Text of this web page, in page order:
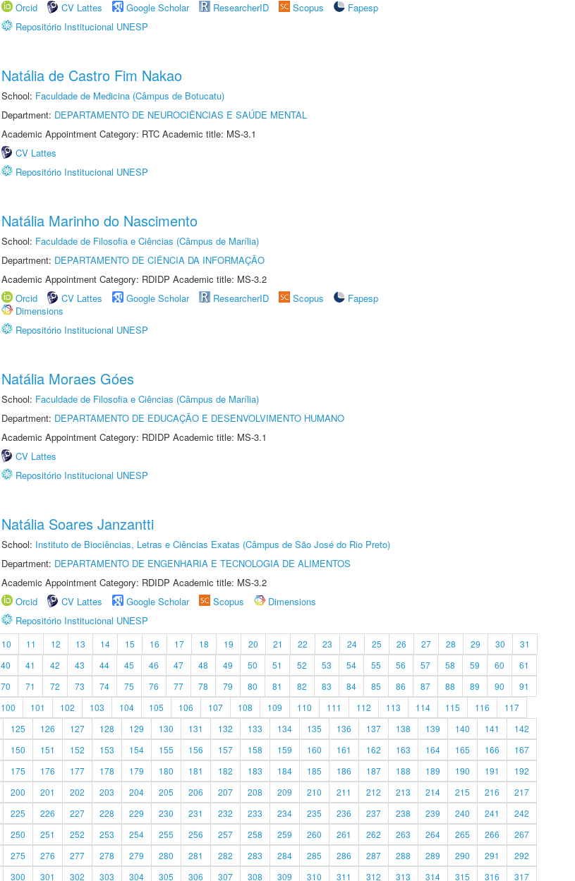
Orcid
CV Lattes Google Scholar ResearcherID Scopus
Fapesp
Repositório Institucional UNESP
Natália de Castro Fim Nakao
School: Faculdade de Medicina (Câmpus de Botucatu)
Department: DEPARTAMENTO DE NEUROCIÊNCIAS E SAÚDE MENTAL
Academic Appointment Category: RTC Academic title: MS-3.1
CV Lattes
Repositório Institucional UNESP
Natália Marinho do Nascimento
School: Faculdade de Filosofia e Ciências (Câmpus de Marília)
Department: DEPARTAMENTO DE CIÊNCIA DA INFORMAÇÃO
Academic Appointment Category: RDIDP Academic title: MS-3.2
Orcid
CV Lattes Google Scholar ResearcherID Scopus
Fapesp
Dimensions
Repositório Institucional UNESP
Natália Moraes Góes
School: Faculdade de Filosofia e Ciências (Câmpus de Marília)
Department: DEPARTAMENTO DE EDUCAÇÃO E DESENVOLVIMENTO HUMANO
Academic Appointment Category: RDIDP Academic title: MS-3.1
CV Lattes
Repositório Institucional UNESP
Natália Soares Janzantti
School: Instituto de Biociências, Letras e Ciências Exatas (Câmpus de São José do Rio Preto)
Department: DEPARTAMENTO DE ENGENHARIA E TECNOLOGIA DE ALIMENTOS
Academic Appointment Category: RDIDP Academic title: MS-3.2
Orcid
CV Lattes Google Scholar Scopus
Dimensions
Repositório Institucional UNESP
10 11 12 13 14 15 16 17 18 19 20 21 22 23 24 25 26 27 28 29 30
31
40 41 42 43 44 45 46 47 48 49 50 51 52 53 54 55 56 57 58 59 60
61
70 71 72 73 74 75 76 77 78 79 80 81 82 83 84 85 86 87 88 89 90
91
100 101 102 103 104 105 106 107 108 109 110 111 112 113 114 115 116
117
125 126 127 128 129 130 131 132 133 134 135 136 137 138 139 140 141
142
150 151 152 153 154 155 156 157 158 159 160 161 162 163 164 165 166
167
175 176 177 178 179 180 181 182 183 184 185 186 187 188 189 190 191
192
200 201 202 203 204 205 206 207 208 209 210 211 212 213 214 215 216
217
225 226 227 228 229 230 231 232 233 234 235 236 237 238 239 240 241
242
250 251 252 253 254 255 256 257 258 259 260 261 262 263 264 265 266
267
275 276 277 278 279 280 281 282 283 284 285 286 287 288 289 290 291
292
300 301 302 303 304 305 306 307 308 309 310 311 312 313 314 315 316 317